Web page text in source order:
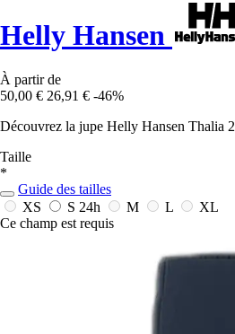
Helly Hansen
À partir de
50,00 € 26,91 € -46%
Découvrez la jupe Helly Hansen Thalia
Taille
*
Guide des tailles
XS
S 24h M L
XL
Ce champ est requis